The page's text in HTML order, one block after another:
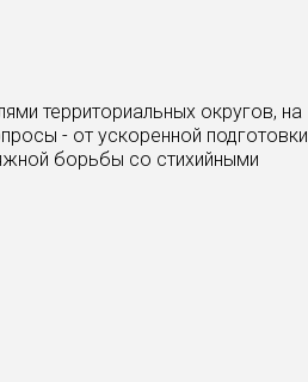
территориальных округов, на
- от ускоренной подготовки
борьбы со стихийными